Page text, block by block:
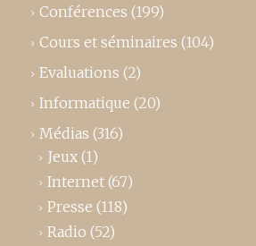
Conférences (199)
Cours et séminaires (104)
Evaluations (2)
Informatique (20)
Médias (316)
Jeux (1)
Internet (67)
Presse (118)
Radio (52)